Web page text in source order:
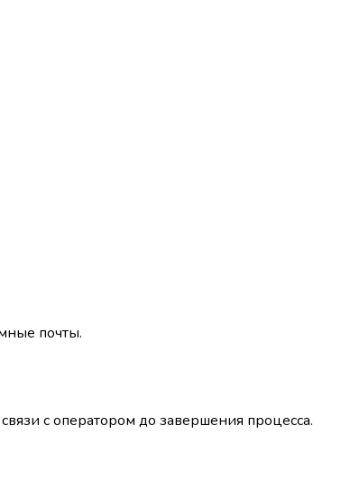
почты.
с оператором до завершения процесса.